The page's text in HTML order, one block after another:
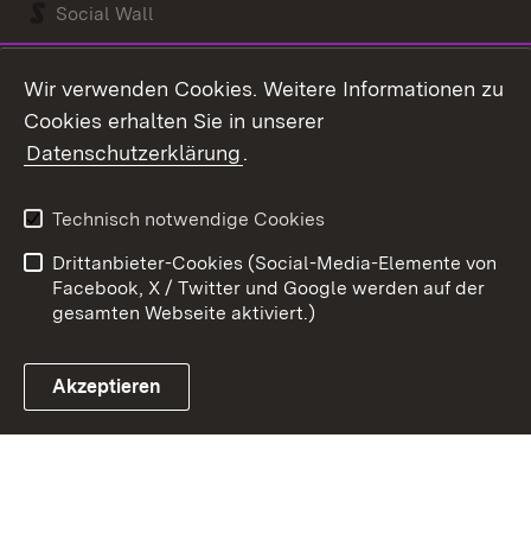
Social Wall
Link zum Landesportal
Kontakt
Barrierefreiheit
Impressum
Cookies
Wir verwenden Cookies. Weitere Informationen zu
Cookies erhalten Sie in unserer
Datenschutzerklärung.
Technisch notwendige Cookies
Drittanbieter-Cookies (Social-Media-Elemente von
Facebook, X / Twitter und Google werden auf der
gesamten Webseite aktiviert.)
Akzeptieren